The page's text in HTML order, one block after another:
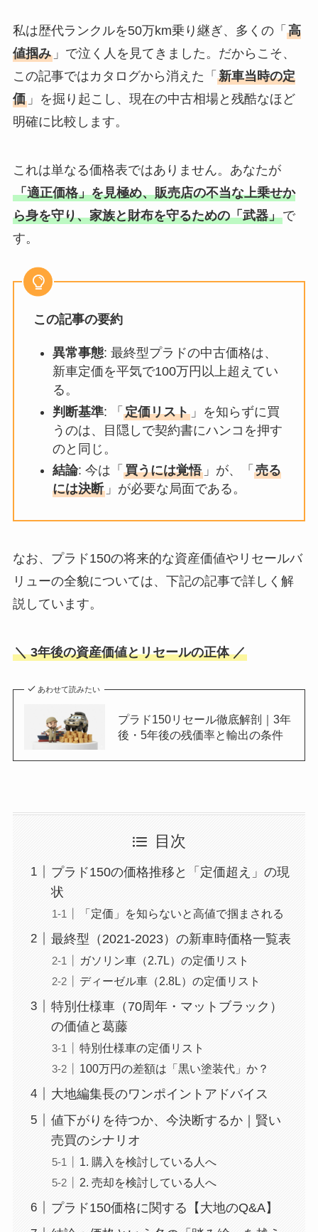
私は歴代ランクルを50万km乗り継ぎ、多くの「 高
値掴み」で泣く人を見てきました。だからこそ、
この記事ではカタログから消えた「 新車当時の定
価」を掘り起こし、現在の中古相場と残酷なほど
明確に比較します。
これは単なる価格表ではありません。あなたが
「適正価格」を見極め、販売店の不当な上乗せか
ら身を守り、家族と財布を守るための「武器」で
す。
この記事の要約
異常事態: 最終型プラドの中古価格は、
新車定価を平気で100万円以上超えてい
る。
判断基準: 「 定価リスト」を知らずに買
うのは、目隠しで契約書にハンコを押す
のと同じ。
結論: 今は「 買うには覚悟」が、「 売る
には決断」が必要な局面である。
なお、プラド150の将来的な資産価値やリセールバ
リューの全貌については、下記の記事で詳しく解
説しています。
＼ 3年後の資産価値とリセールの正体 ／
あわせて読みたい
プラド150リセール徹底解剖｜3年
後・5年後の残価率と輸出の条件
目次
プラド150の価格推移と「定価超え」の現
状
「定価」を知らないと高値で掴まされる
最終型（2021-2023）の新車時価格一覧表
ガソリン車（2.7L）の定価リスト
ディーゼル車（2.8L）の定価リスト
特別仕様車（70周年・マットブラック）
の価値と葛藤
特別仕様車の定価リスト
100万円の差額は「黒い塗装代」か？
大地編集長のワンポイントアドバイス
値下がりを待つか、今決断するか｜賢い
売買のシナリオ
1. 購入を検討している人へ
2. 売却を検討している人へ
プラド150価格に関する【大地のQ&A】